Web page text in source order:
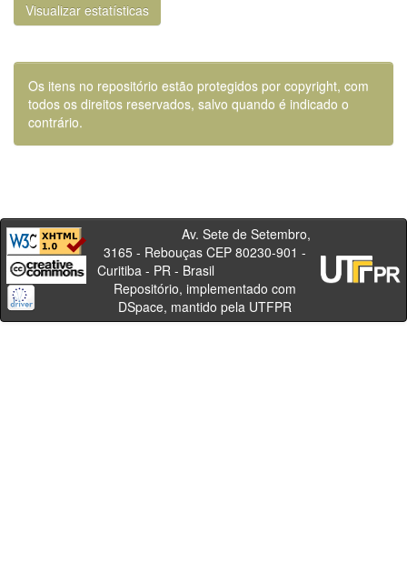
Visualizar estatísticas
Os itens no repositório estão protegidos por copyright, com
todos os direitos reservados, salvo quando é indicado o
contrário.
Av. Sete de Setembro,
3165 - Rebouças CEP 80230-901 -
Curitiba - PR - Brasil
Repositório, implementado com
DSpace, mantido pela UTFPR